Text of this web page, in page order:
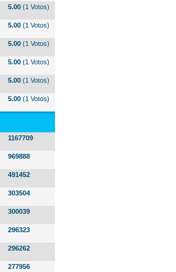
5.00 (1 Votos)
5.00 (1 Votos)
5.00 (1 Votos)
5.00 (1 Votos)
5.00 (1 Votos)
5.00 (1 Votos)
1167709
969888
491452
303504
300039
296323
296262
277956